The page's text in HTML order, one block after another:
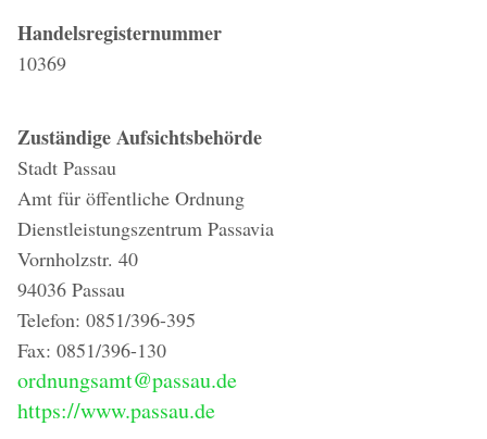
Handelsregisternummer
10369
Zuständige Aufsichtsbehörde
Stadt Passau
Amt für öffentliche Ordnung
Dienstleistungszentrum Passavia
Vornholzstr. 40
94036 Passau
Telefon: 0851/396-395
Fax: 0851/396-130
ordnungsamt@passau.de
https://www.passau.de